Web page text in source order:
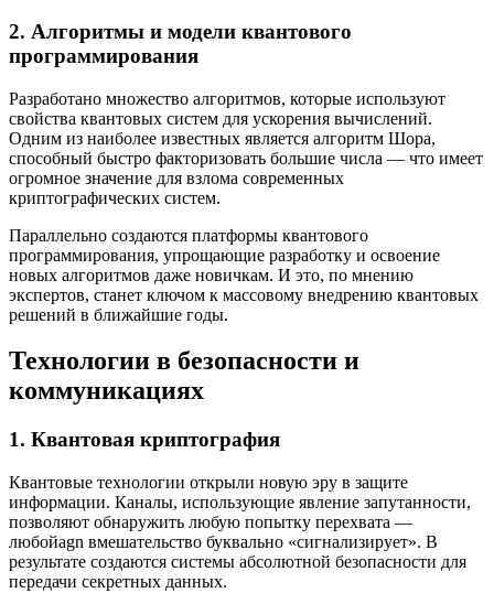
2. Алгоритмы и модели квантового
программирования
Разработано множество алгоритмов, которые используют
свойства квантовых систем для ускорения вычислений.
Одним из наиболее известных является алгоритм Шора,
способный быстро факторизовать большие числа — что имеет
огромное значение для взлома современных
криптографических систем.
Параллельно создаются платформы квантового
программирования, упрощающие разработку и освоение
новых алгоритмов даже новичкам. И это, по мнению
экспертов, станет ключом к массовому внедрению квантовых
решений в ближайшие годы.
Технологии в безопасности и
коммуникациях
1. Квантовая криптография
Квантовые технологии открыли новую эру в защите
информации. Каналы, использующие явление запутанности,
позволяют обнаружить любую попытку перехвата —
любойagn вмешательство буквально «сигнализирует». В
результате создаются системы абсолютной безопасности для
передачи секретных данных.